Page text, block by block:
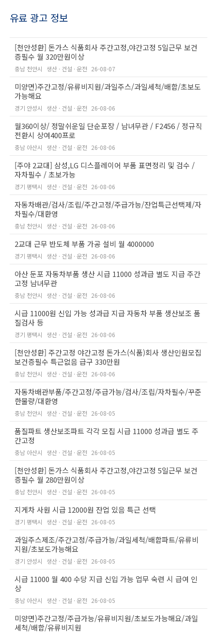
유료 광고 정보
[천안성환] 돈가스 식품회사 주간고정,야간고정 5일근무 보건
증필수 월 320만원이상
충남 천안시 생산 · 건설 · 운전 26-08-07
미양면)주간고정/유류비지원/과일주스/과일세척/배합/초보도
가능해요
경기 안성시 생산 · 건설 · 운전 26-08-06
월360이상/ 정말쉬운일 단순포장 / 남녀무관 / F2456 / 정규직
전환시 상여400프로
충남 아산시 생산 · 건설 · 운전 26-08-06
[주야 2교대] 삼성,LG 디스플레이어 부품 표면정리 및 검수 /
자차필수 / 초보가능
경기 평택시 생산 · 건설 · 운전 26-08-06
자동차배관/검사/조립/주간고정/주급가능/잔업특근선택제/자
차필수/대환영
충남 천안시 생산 · 건설 · 운전 26-08-06
2교대 근무 반도체 부품 가공 설비 월 4000000
경기 평택시 생산 · 건설 · 운전 26-08-06
아산 둔포 자동차부품 생산 시급 11000 성과급 별도 지급 주간
고정 남녀무관
충남 천안시 생산 · 건설 · 운전 26-08-06
시급 11000원 신입 가능 성과급 지급 자동차 부품 생산보조 품
질검사 등
경기 평택시 생산 · 건설 · 운전 26-08-06
[천안성환] 주간고정 야간고정 돈가스(식품)회사 생산인원모집
보건증필수 특근없음 급구 330만원
충남 천안시 생산 · 건설 · 운전 26-08-06
자동차배관부품/주간고정/주급가능/검사/조립/자차필수/꾸준
한물량/대환영
충남 천안시 생산 · 건설 · 운전 26-08-05
품질파트 생산보조파트 각각 모집 시급 11000 성과급 별도 주
간고정
충남 아산시 생산 · 건설 · 운전 26-08-05
[천안성환] 돈가스 식품회사 주간고정,야간고정 5일근무 보건
증필수 월 280만원이상
충남 천안시 생산 · 건설 · 운전 26-08-05
지게차 사원 시급 12000원 잔업 있음 특근 선택
경기 평택시 생산 · 건설 · 운전 26-08-05
과일주스제조/주간고정/주급가능/과일세척/배합파트/유류비
지원/초보도가능해요
경기 안성시 생산 · 건설 · 운전 26-08-05
시급 11000 월 400 수당 지급 신입 가능 업무 숙련 시 급여 인
상
충남 아산시 생산 · 건설 · 운전 26-08-05
미양면)주간고정/주급가능/유류비지원/초보도가능해요/과일
세척/배합/유류비지원